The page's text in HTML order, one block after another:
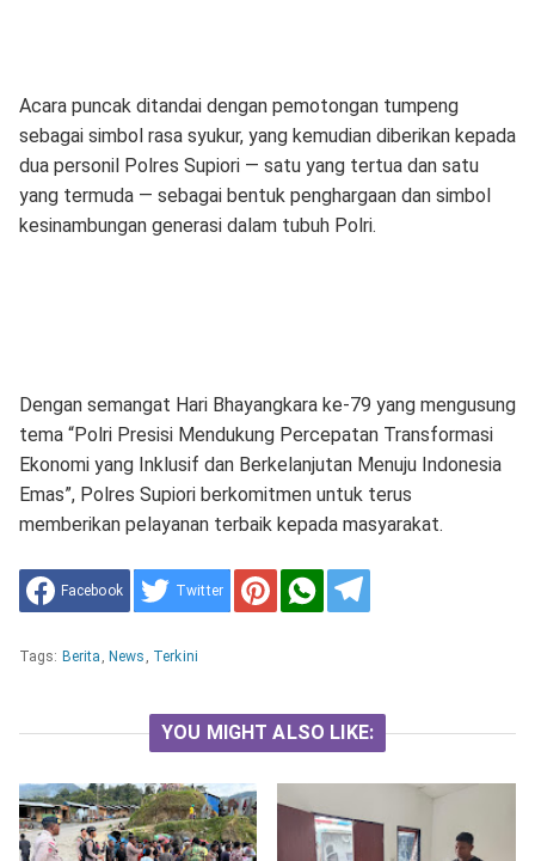
Acara puncak ditandai dengan pemotongan tumpeng
sebagai simbol rasa syukur, yang kemudian diberikan kepada
dua personil Polres Supiori — satu yang tertua dan satu
yang termuda — sebagai bentuk penghargaan dan simbol
kesinambungan generasi dalam tubuh Polri.
Dengan semangat Hari Bhayangkara ke-79 yang mengusung
tema “Polri Presisi Mendukung Percepatan Transformasi
Ekonomi yang Inklusif dan Berkelanjutan Menuju Indonesia
Emas”, Polres Supiori berkomitmen untuk terus
memberikan pelayanan terbaik kepada masyarakat.
Facebook Twitter
Tags: Berita , News , Terkini
YOU MIGHT ALSO LIKE: